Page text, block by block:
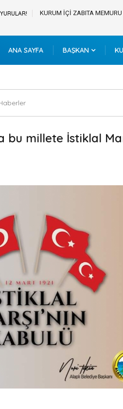
KURUM İÇİ ZABITA
ANA SAYFA BAŞKAN
millete İstiklal